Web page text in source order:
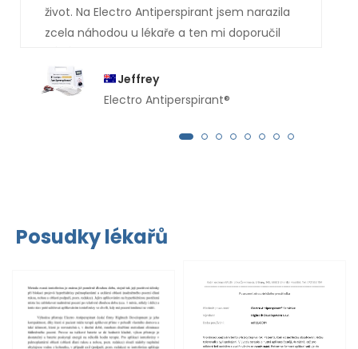
život. Na Electro Antiperspirant jsem narazila
zcela náhodou u lékaře a ten mi doporučil
absolutně suchá . Ty potůčky potu, které mi
dříve stékaly po obličeji, jsou pryč. Moc vám
Jeffrey
Electro Antiperspirant®
Posudky lékařů